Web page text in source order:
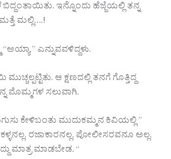
ಇನ್ನೊಂದು ಹೆಜ್ಜೆಯಲ್ಲಿ ತನ್ನ
ಮಲ್ಲಿ….!
” ಎನ್ನುವವಳಿದ್ದಳು.
ಆ ಕ್ಷಣದಲ್ಲಿ ತನಗೆ ಗೊತ್ತಿದ್ದ
ಮೊಮ್ಮಗಳ ಸಲುವಾಗಿ.
ಕೇಳಿಬಂತು ಮುದುಕಮ್ಮನ ಕಿವಿಯಲ್ಲಿ ”
ರಜಾಕಾರನಲ್ಲ. ಪೋಲೀಸರವನೂ ಅಲ್ಲ.
ಮಾತ್ರ ಮಾಡಬೇಡ. “